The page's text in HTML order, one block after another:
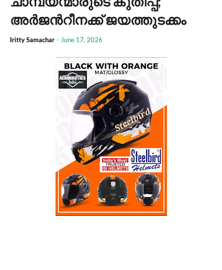
അർജന്‍റീനക്ക് ജയത്തുടക്കം
Iritty Samachar - June 17, 2026